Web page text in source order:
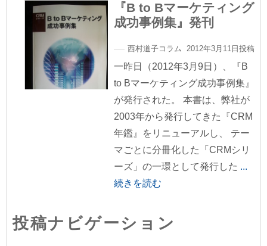
『B to Bマーケティング
成功事例集』発刊
西村道子コラム 2012年3月11日投稿
一昨日（2012年3月9日）、『B
to Bマーケティング成功事例集』
が発行された。 本書は、弊社が
2003年から発行してきた『CRM
年鑑』をリニューアルし、 テー
マごとに分冊化した「CRMシリ
ーズ」の一環として発行した ...
続きを読む
投稿ナビゲーション